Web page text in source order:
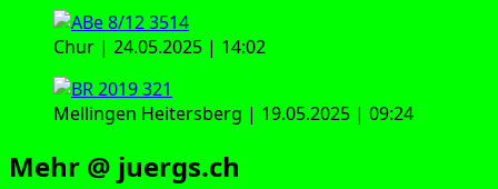
Chur | 24.05.2025 | 14:02
Mellingen Heitersberg | 19.05.2025 | 09:24
Mehr @ juergs.ch